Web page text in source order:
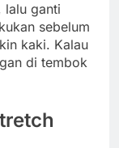
lalu ganti
sebelum
kaki. Kalau
di tembok